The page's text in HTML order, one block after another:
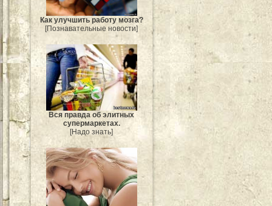
Как улучшить работу мозга?
[Познавательные новости]
Вся правда об элитных
супермаркетах.
[Надо знать]